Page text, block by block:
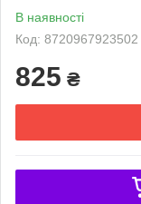
В наявності
Код: 8720967923502
825 ₴